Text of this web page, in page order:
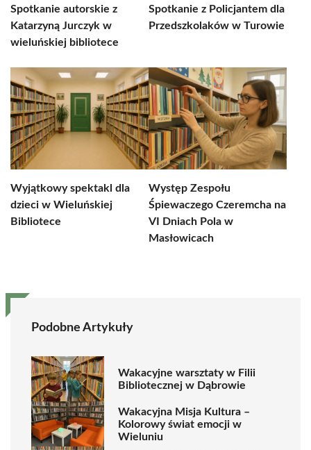
Spotkanie autorskie z
Katarzyną Jurczyk w
wieluńskiej bibliotece
Spotkanie z Policjantem dla
Przedszkolaków w Turowie
Wyjątkowy spektakl dla
dzieci w Wieluńskiej
Bibliotece
Występ Zespołu
Śpiewaczego Czeremcha na
VI Dniach Pola w
Masłowicach
Podobne Artykuły
Wakacyjne warsztaty w Filii
Bibliotecznej w Dąbrowie
Wakacyjna Misja Kultura –
Kolorowy świat emocji w
Wieluniu